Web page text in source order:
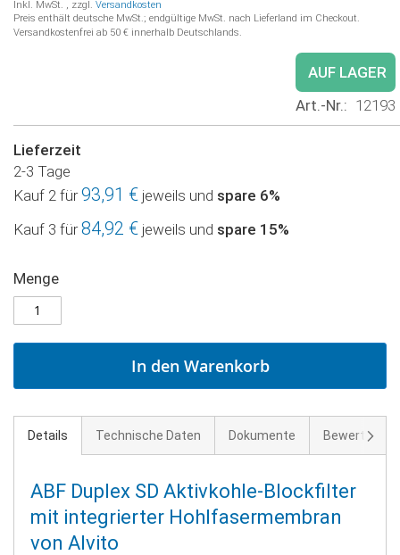
Inkl. MwSt. , zzgl. Versandkosten
Preis enthält deutsche MwSt.; endgültige MwSt. nach Lieferland im Checkout.
Versandkostenfrei ab 50 € innerhalb Deutschlands.
AUF LAGER
Art.-Nr.
12193
Lieferzeit
2-3 Tage
Kauf 2 für93,91 € jeweils und spare 6%
Kauf 3 für84,92 € jeweils und spare 15%
Menge
In den Warenkorb
Details Technische Daten Dokumente
ABF Duplex SD Aktivkohle-Blockfilter
mit integrierter Hohlfasermembran
von Alvito